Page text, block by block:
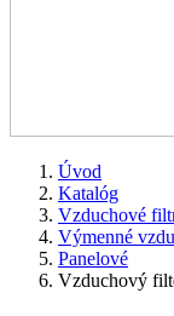
Úvod
Katalóg
Vzduchové
Výmenné
Panelové
Vzduchový